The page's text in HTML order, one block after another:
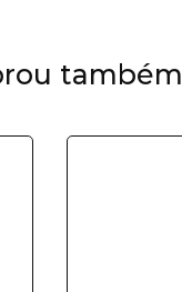
também